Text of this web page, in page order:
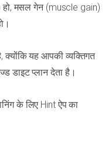
मसल गेन (muscle gain)
क्योंकि यह आपकी व्यक्तिगत
डाइट प्लान देता है।
के लिए Hint ऐप का